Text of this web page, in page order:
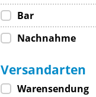
Bar
Nachnahme
Versandarten
Warensendung